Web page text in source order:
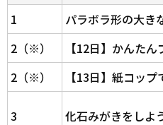
1
パラボラ形の大き
2（※）
【12日】かんた
2（※）
【13日】紙コッ
3 化石みがきをしよ